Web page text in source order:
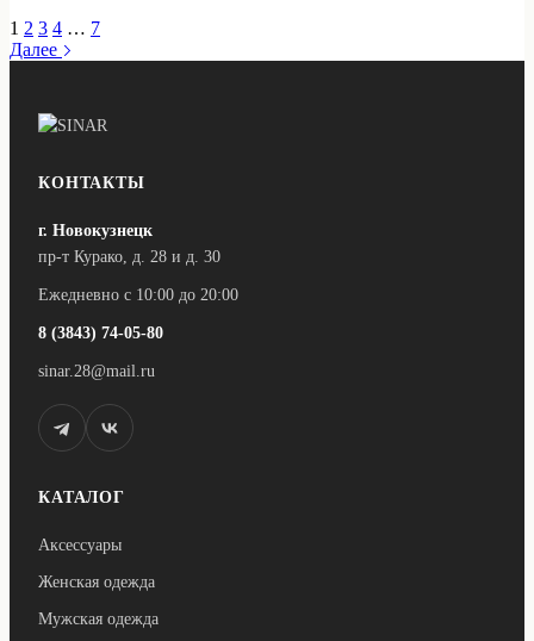
1 2 3 4 … 7
Далее
КОНТАКТЫ
г. Новокузнецк
пр-т Курако, д. 28 и д. 30
Ежедневно с 10:00 до 20:00
8 (3843) 74-05-80
sinar.28@mail.ru
КАТАЛОГ
Аксессуары
Женская одежда
Мужская одежда